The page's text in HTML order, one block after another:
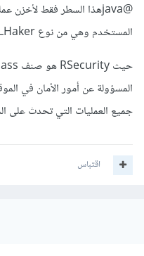
@java
هذا السطر فقط لأخزن
المستخدم وهي من نوع SQLHaker
جميع العمليات التي تحدث على
اقتباس